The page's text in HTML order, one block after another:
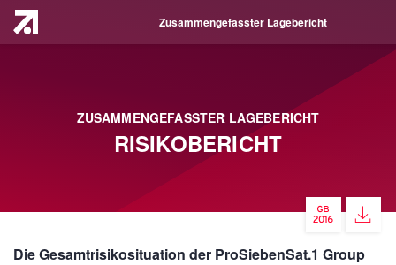
Zusammengefasster Lagebericht
ZUSAMMENGEFASSTER LAGEBERICHT
RISIKOBERICHT
Die Gesamtrisikosituation der ProSiebenSat.1 Group